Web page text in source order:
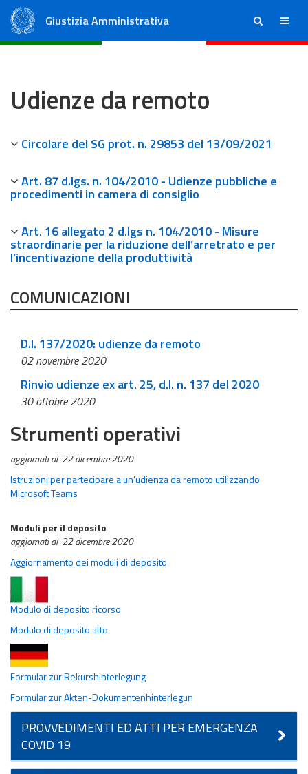
Giustizia Amministrativa ricerca menu
Udienze da remoto
Circolare del SG prot. n. 29853 del 13/09/2021
Art. 87 d.lgs. n. 104/2010 - Udienze pubbliche e
procedimenti in camera di consiglio
Art. 16 allegato 2 d.lgs n. 104/2010 - Misure
straordinarie per la riduzione dell’arretrato e per
l’incentivazione della produttività
COMUNICAZIONI
D.l. 137/2020: udienze da remoto
02 novembre 2020
Rinvio udienze ex art. 25, d.l. n. 137 del 2020
30 ottobre 2020
Strumenti operativi
aggiornati al 22 dicembre 2020
Istruzioni per partecipare a un'udienza da remoto utilizzando
Microsoft Teams
Moduli per il deposito
aggiornati al 22 dicembre 2020
Aggiornamento dei moduli di deposito
Modulo di deposito ricorso
Modulo di deposito atto
Formular zur Rekurshinterlegung
Formular zur Akten-Dokumentenhinterlegun
PROVVEDIMENTI ED ATTI PER EMERGENZA
COVID 19